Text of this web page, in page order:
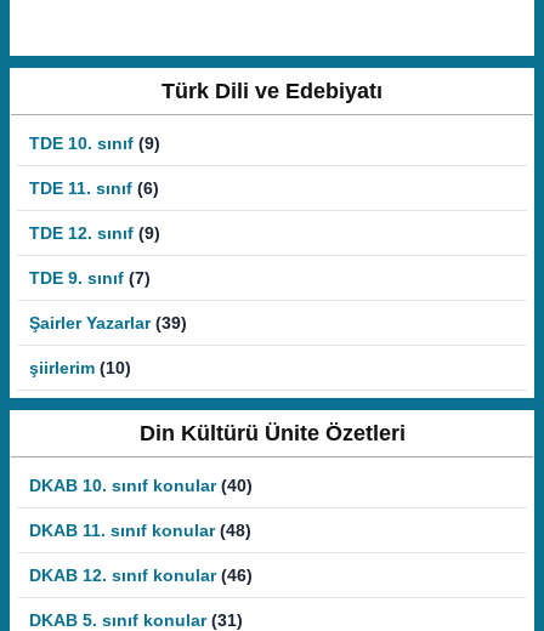
Türk Dili ve Edebiyatı
TDE 10. sınıf (9)
TDE 11. sınıf (6)
TDE 12. sınıf (9)
TDE 9. sınıf (7)
Şairler Yazarlar (39)
şiirlerim (10)
Din Kültürü Ünite Özetleri
DKAB 10. sınıf konular (40)
DKAB 11. sınıf konular (48)
DKAB 12. sınıf konular (46)
DKAB 5. sınıf konular (31)